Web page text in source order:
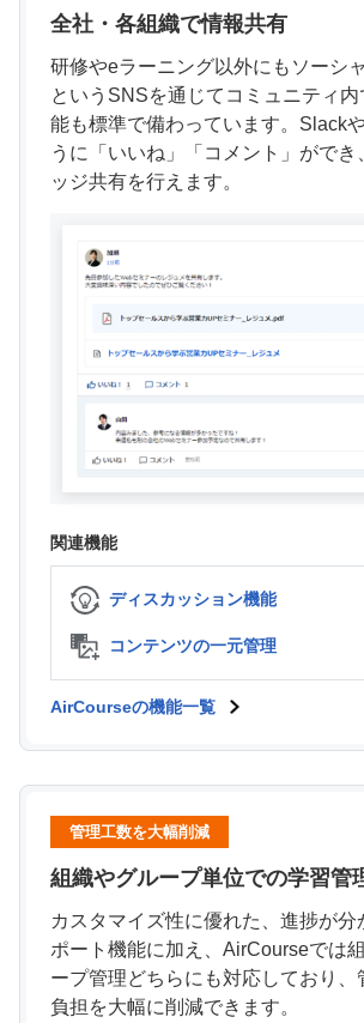
全社・各組織で情報共有
研修やeラーニング以外にもソーシ
というSNSを通じてコミュニティ
能も標準で備わっています。Slack
うに「いいね」「コメント」ができ
ッジ共有を行えます。
関連機能
ディスカッション機能
コンテンツの一元管理
AirCourseの機能一覧
管理工数を大幅削減
組織やグループ単位での学習管
カスタマイズ性に優れた、進捗が分
ポート機能に加え、AirCourseでは
ープ管理どちらにも対応しており、
負担を大幅に削減できます。